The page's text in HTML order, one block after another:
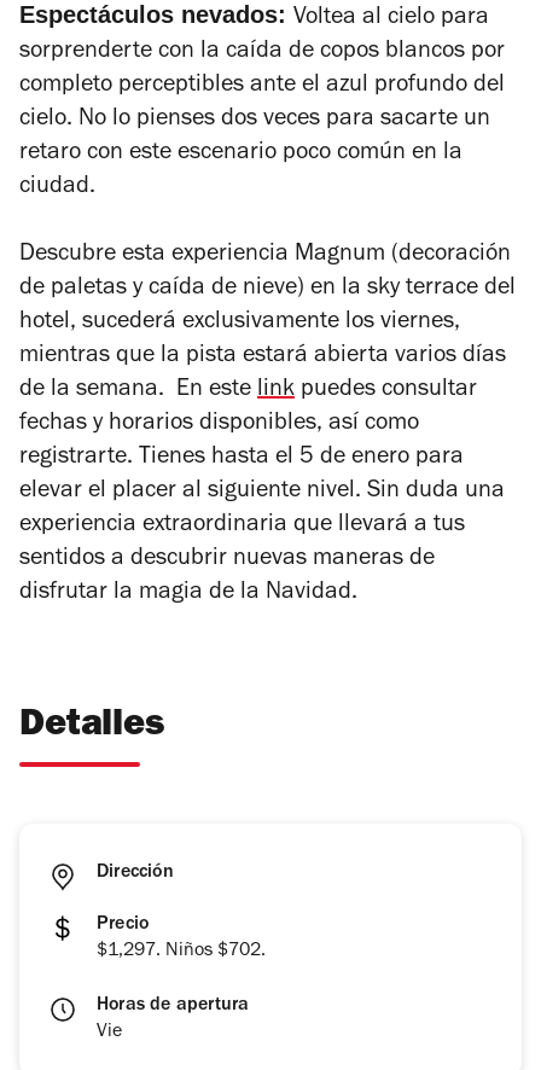
Espectáculos nevados: Voltea al cielo para
sorprenderte con la caída de copos blancos por
completo perceptibles ante el azul profundo del
cielo. No lo pienses dos veces para sacarte un
retaro con este escenario poco común en la
ciudad.
Descubre esta experiencia Magnum (decoración
de paletas y caída de nieve) en la sky terrace del
hotel, sucederá exclusivamente los viernes,
mientras que la pista estará abierta varios días
de la semana. En este link puedes consultar
fechas y horarios disponibles, así como
registrarte. Tienes hasta el 5 de enero para
elevar el placer al siguiente nivel. Sin duda una
experiencia extraordinaria que llevará a tus
sentidos a descubrir nuevas maneras de
disfrutar la magia de la Navidad.
Detalles
Dirección
Precio
$1,297. Niños $702.
Horas de apertura
Vie